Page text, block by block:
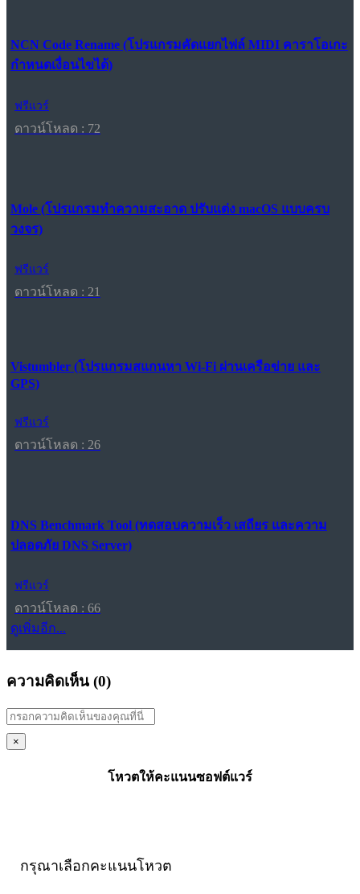
NCN Code Rename (โปรแกรมคัดแยกไฟล์ MIDI คาราโอเกะ
กำหนดเงื่อนไขได้)
ฟรีแวร์
ดาวน์โหลด : 72
Mole (โปรแกรมทำความสะอาด ปรับแต่ง macOS แบบครบ
วงจร)
ฟรีแวร์
ดาวน์โหลด : 21
Vistumbler (โปรแกรมสแกนหา Wi-Fi ผ่านเครือข่าย และ
GPS)
ฟรีแวร์
ดาวน์โหลด : 26
DNS Benchmark Tool (ทดสอบความเร็ว เสถียร และความ
ปลอดภัย DNS Server)
ฟรีแวร์
ดาวน์โหลด : 66
ดูเพิ่มอีก...
ความคิดเห็น (0)
×
โหวตให้คะแนนซอฟต์แวร์
กรุณาเลือกคะแนนโหวต